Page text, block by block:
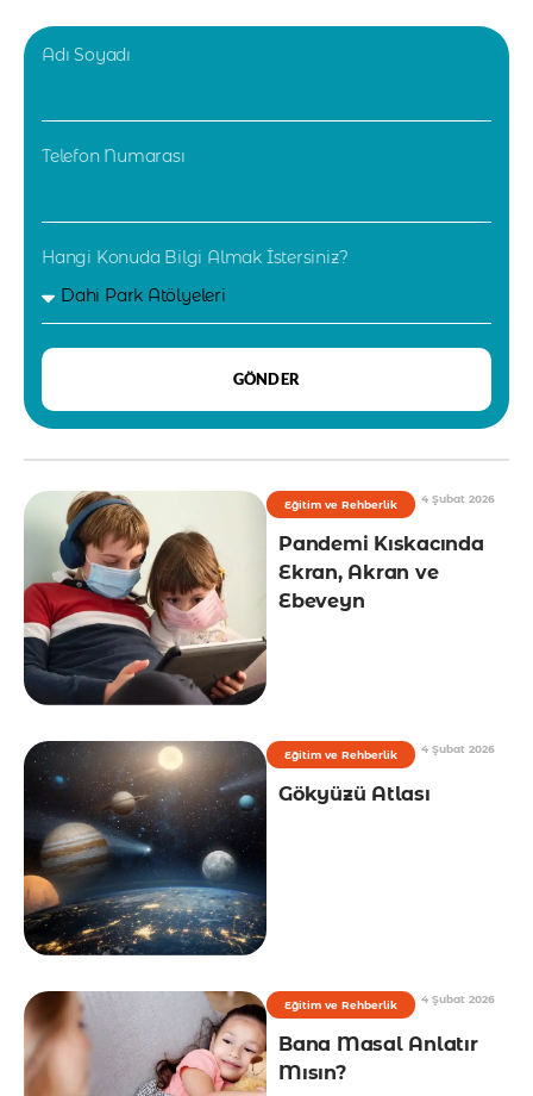
Adı Soyadı
Telefon Numarası
Hangi Konuda Bilgi Almak İstersiniz?
GÖNDER
Eğitim ve Rehberlik 4 Şubat 2026
Pandemi Kıskacında
Ekran, Akran ve
Ebeveyn
Eğitim ve Rehberlik 4 Şubat 2026
Gökyüzü Atlası
Eğitim ve Rehberlik 4 Şubat 2026
Bana Masal Anlatır
Mısın?